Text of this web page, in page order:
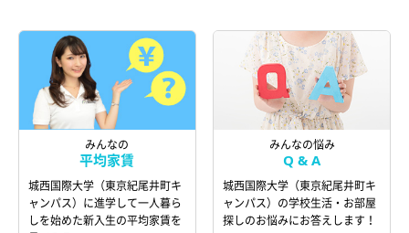
みんなの
平均家賃
城西国際大学（東京紀尾井町キ
ャンパス）に進学して一人暮ら
しを始めた新入生の平均家賃を
みんなの悩み
Q & A
城西国際大学（東京紀尾井町キ
ャンパス）の学校生活・お部屋
探しのお悩みにお答えします！